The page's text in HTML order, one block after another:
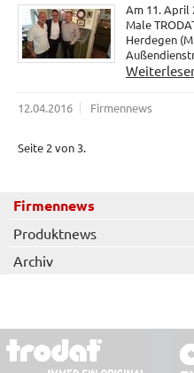
Am 11. April
Male
Herdegen
12.04.2016 Firmennews
Seite 2 von 3.
Firmennews
Produktnews
Archiv